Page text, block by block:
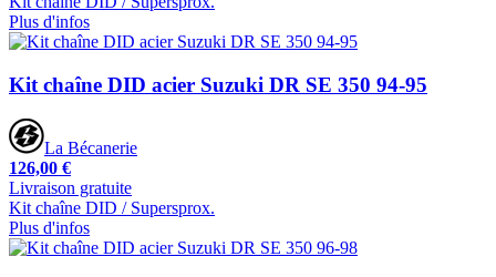
Plus d'infos
Kit chaîne DID acier Suzuki DR SE 350 94-95
La Bécanerie
126,00 €
Livraison gratuite
Kit chaîne DID / Supersprox.
Plus d'infos